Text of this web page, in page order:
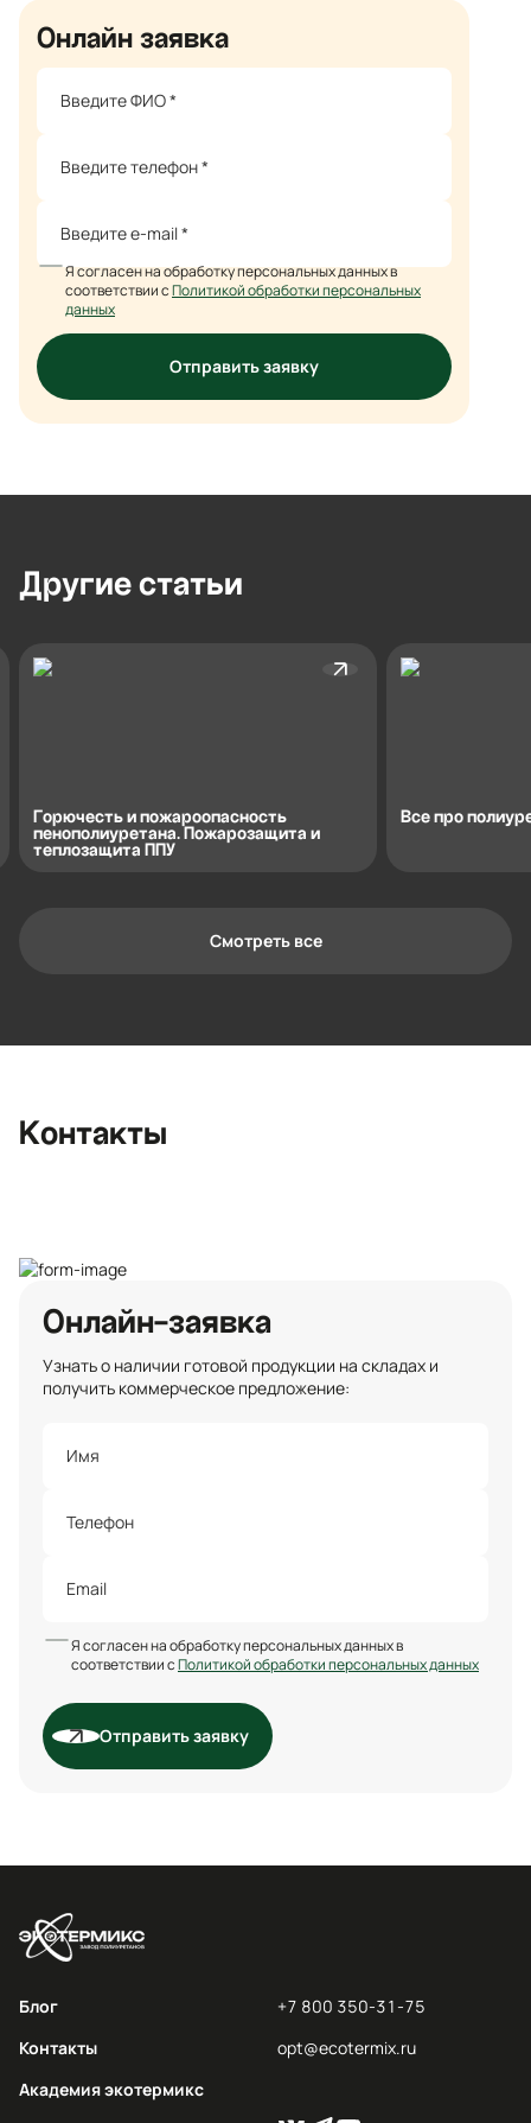
Онлайн заявка
Я согласен на обработку персональных данных в
соответствии сПолитикой обработки персональных
данных
Отправить заявку
Другие статьи
Горючесть и пожароопасность
пенополиуретана. Пожарозащита и
теплозащита ППУ
Все про
Смотреть все
Контактыopt@ecotermix.ru
Онлайн-заявка
Узнать о наличии готовой продукции на складах и
получить коммерческое предложение:
Я согласен на обработку персональных данных в
соответствии сПолитикой обработки персональных данных
Отправить заявку
Блог
Контакты
Академия экотермикс
+7 800 350-31-75
opt@ecotermix.ru